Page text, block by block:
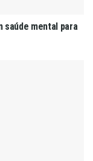
saúde mental para